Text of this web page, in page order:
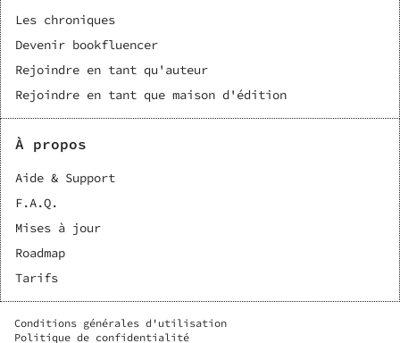
Les chroniques
Devenir bookfluencer
Rejoindre en tant qu'auteur
Rejoindre en tant que maison d'édition
À propos
Aide & Support
F.A.Q.
Mises à jour
Roadmap
Tarifs
Conditions générales d'utilisation
Politique de confidentialité